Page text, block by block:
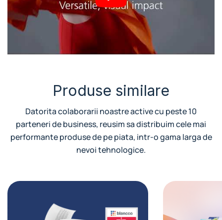
Produse similare
Datorita colaborarii noastre active cu peste 10
parteneri de business, reusim sa distribuim cele mai
performante produse de pe piata, intr-o gama larga de
nevoi tehnologice.